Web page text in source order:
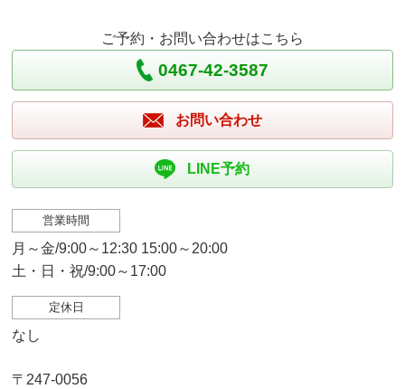
ご予約・お問い合わせはこちら
0467-42-3587
お問い合わせ
LINE予約
営業時間
月～金/9:00～12:30 15:00～20:00
土・日・祝/9:00～17:00
定休日
なし
〒247-0056